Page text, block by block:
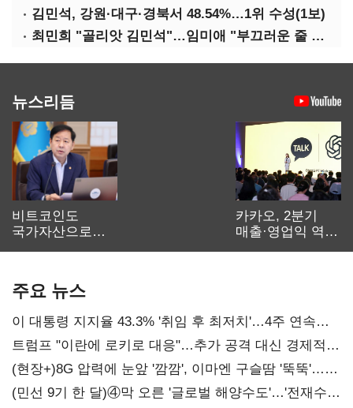
김민석, 강원·대구·경북서 48.54%…1위 수성(1보)
최민희 "골리앗 김민석"…임미애 "부끄러운 줄 알아야"
뉴스리듬
비트코인도
국가자산으로…'
카카오, 2분기
매출·영업익 역대
주요 뉴스
이 대통령 지지율 43.3% '취임 후 최저치'…4주 연속
'하락'
트럼프 "이란에 로키로 대응"…추가 공격 대신 경제적
압박 시사
(현장+)8G 압력에 눈앞 '깜깜', 이마엔 구슬땀 '뚝뚝'…
화려한 에어쇼 뒤 땀방울
(민선 9기 한 달)④막 오른 '글로벌 해양수도'…'전재수